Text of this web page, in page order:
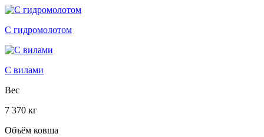
С гидромолотом
С вилами
Вес
7 370 кг
Объём ковша